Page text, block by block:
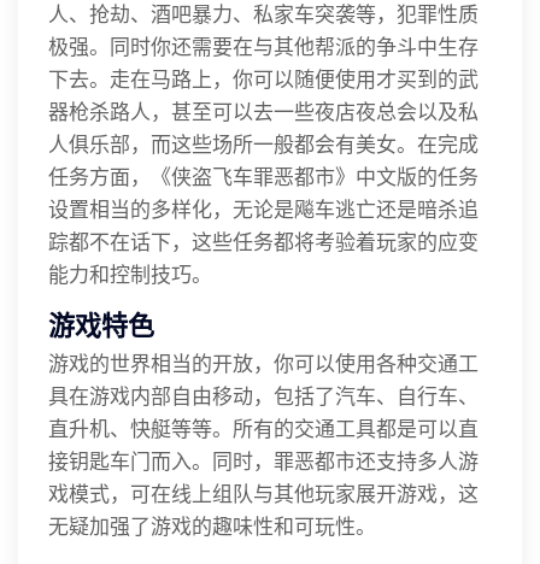
人、抢劫、酒吧暴力、私家车突袭等，犯罪性质
极强。同时你还需要在与其他帮派的争斗中生存
下去。走在马路上，你可以随便使用才买到的武
器枪杀路人，甚至可以去一些夜店夜总会以及私
人俱乐部，而这些场所一般都会有美女。在完成
任务方面，《侠盗飞车罪恶都市》中文版的任务
设置相当的多样化，无论是飚车逃亡还是暗杀追
踪都不在话下，这些任务都将考验着玩家的应变
能力和控制技巧。
游戏特色
游戏的世界相当的开放，你可以使用各种交通工
具在游戏内部自由移动，包括了汽车、自行车、
直升机、快艇等等。所有的交通工具都是可以直
接钥匙车门而入。同时，罪恶都市还支持多人游
戏模式，可在线上组队与其他玩家展开游戏，这
无疑加强了游戏的趣味性和可玩性。